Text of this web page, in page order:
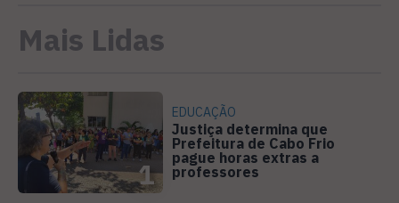
Mais Lidas
1
EDUCAÇÃO
Justiça determina que
Prefeitura de Cabo Frio
pague horas extras a
professores